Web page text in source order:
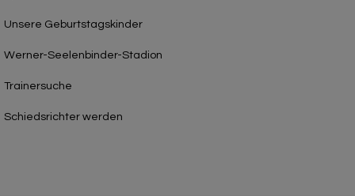
Unsere Geburtstagskinder
Werner-Seelenbinder-Stadion
Trainersuche
Schiedsrichter werden